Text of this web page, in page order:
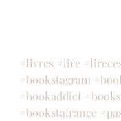
#livres #lire
#bookstagram
#bookaddict
#bookstafrance